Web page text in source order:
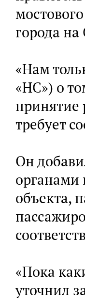
города
«Нам
«НС») о
принятие
требует
Он
органами
объекта,
«Пока
уточнил